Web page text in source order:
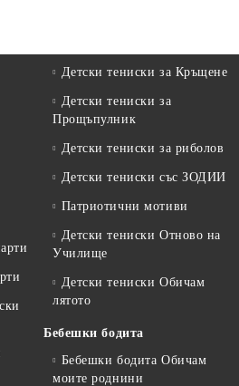
Детски тениски за Кръщене
Детски тениски за
Прощъпулник
Детски тениски за риболов
Детски тениски със ЗОДИИ
Патриотични мотиви
Детски тениски Отново на
Училище
Детски тениски Обичам
лятото
Бебешки бодита
Бебешки бодита Обичам
моите роднини